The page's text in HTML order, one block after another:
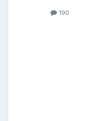
190